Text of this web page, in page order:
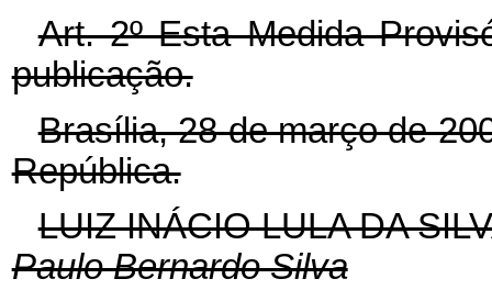
Art. 2º Esta Medida
publicação.
Brasília, 28 de março de
República.
LUIZ INÁCIO LULA DA
Paulo Bernardo Silva